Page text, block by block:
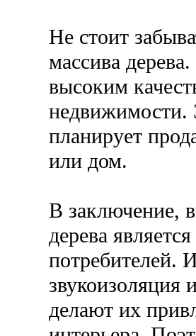
Не стоит
массива
высоким
недвижимости.
планирует
или дом.
В заключение,
дерева
потребителей.
звукоизоляция
делают их